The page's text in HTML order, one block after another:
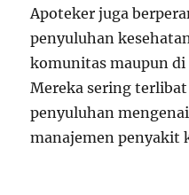
Apoteker juga
penyuluhan
komunitas maupun
Mereka sering
penyuluhan
manajemen penyakit